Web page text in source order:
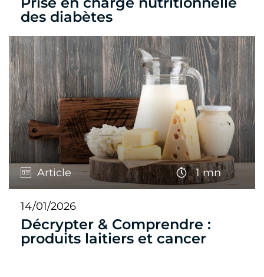
des diabètes
Article 1 mn
14/01/2026
Décrypter & Comprendre :
produits laitiers et cancer